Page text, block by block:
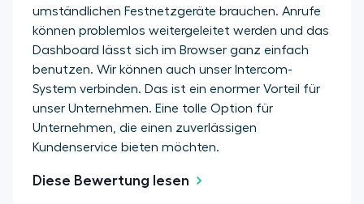
umständlichen Festnetzgeräte brauchen. Anrufe
können problemlos weitergeleitet werden und das
Dashboard lässt sich im Browser ganz einfach
benutzen. Wir können auch unser Intercom-
System verbinden. Das ist ein enormer Vorteil für
unser Unternehmen. Eine tolle Option für
Unternehmen, die einen zuverlässigen
Kundenservice bieten möchten.
Diese Bewertung lesen